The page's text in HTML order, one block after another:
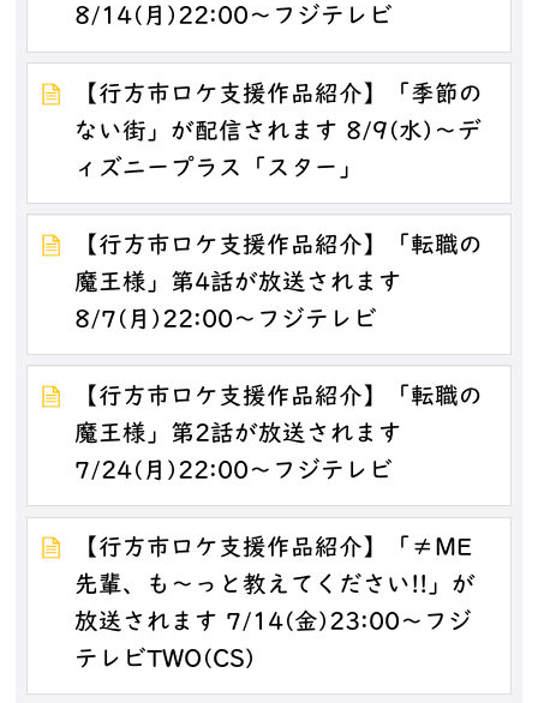
8/14(月)22:00～フジテレビ
【行方市ロケ支援作品紹介】「季節の
ない街」が配信されます 8/9(水)～デ
ィズニープラス「スター」
【行方市ロケ支援作品紹介】「転職の
魔王様」第4話が放送されます
8/7(月)22:00～フジテレビ
【行方市ロケ支援作品紹介】「転職の
魔王様」第2話が放送されます
7/24(月)22:00～フジテレビ
【行方市ロケ支援作品紹介】「≠ME
先輩、も～っと教えてください!!」が
放送されます 7/14(金)23:00～フジ
テレビTWO(CS)